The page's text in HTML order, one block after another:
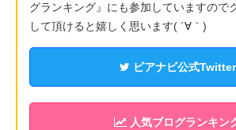
グランキング』にも参加していますので
して頂けると嬉しく思います( ´∀｀)
ビアナビ公式Twitter
人気ブログランキン